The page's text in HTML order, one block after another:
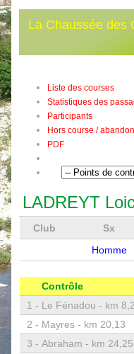
La Chaussée des
Liste des courses
Statistiques des
Participants
Hors course /
PDF
LADREYT
Club Sx
Homme
Contrôle
1 - Le Fénadou - km
2 - Mayres - km 20,13
3 - Abraham - km 24,25